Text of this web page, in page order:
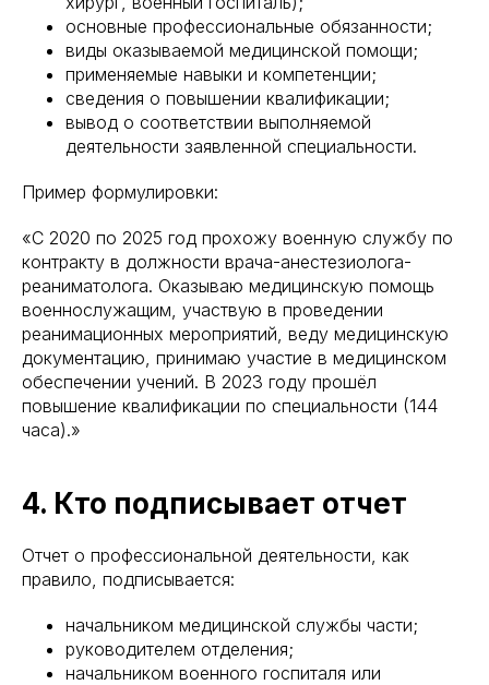
основные профессиональные обязанности;
виды оказываемой медицинской помощи;
применяемые навыки и компетенции;
сведения о повышении квалификации;
вывод о соответствии выполняемой
деятельности заявленной специальности.
Пример формулировки:
«С 2020 по 2025 год прохожу военную службу по
контракту в должности врача-анестезиолога-
реаниматолога. Оказываю медицинскую помощь
военнослужащим, участвую в проведении
реанимационных мероприятий, веду медицинскую
документацию, принимаю участие в медицинском
обеспечении учений. В 2023 году прошёл
повышение квалификации по специальности (144
часа).»
4. Кто подписывает отчет
Отчет о профессиональной деятельности, как
правило, подписывается:
начальником медицинской службы части;
руководителем отделения;
начальником военного госпиталя или